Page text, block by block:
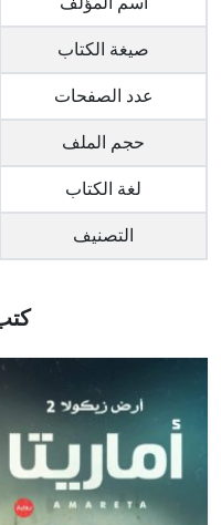
صيغة الكتاب
عدد الصفحات
حجم الملف
لغة الكتاب
التصنيف